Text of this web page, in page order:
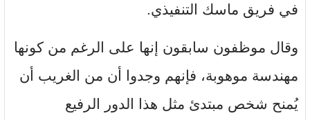
في فريق ماسك التنفيذي.
وقال موظفون سابقون إنها على الرغم من كونها
مهندسة موهوبة، فإنهم وجدوا أن من الغريب أن
يُمنح شخص مبتدئ مثل هذا الدور الرفيع